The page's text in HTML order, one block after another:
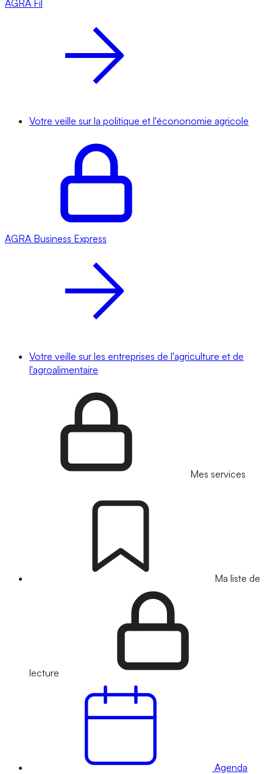
AGRA Fil
Votre veille sur la politique et l'écononomie agricole
AGRA Business Express
Votre veille sur les entreprises de l'agriculture et de
l'agroalimentaire
Mes services
Ma liste de
lecture
Agenda